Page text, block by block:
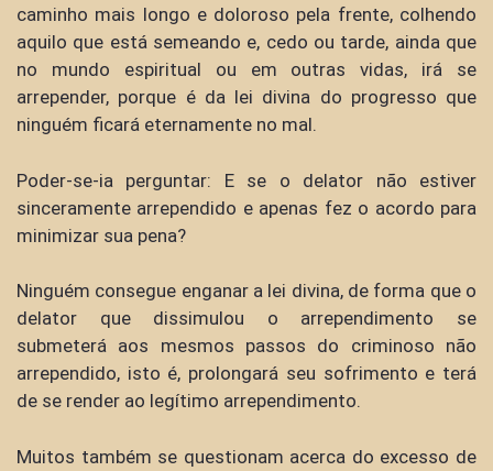
caminho mais longo e doloroso pela frente, colhendo
aquilo que está semeando e, cedo ou tarde, ainda que
no mundo espiritual ou em outras vidas, irá se
arrepender, porque é da lei divina do progresso que
ninguém ficará eternamente no mal.
Poder-se-ia perguntar: E se o delator não estiver
sinceramente arrependido e apenas fez o acordo para
minimizar sua pena?
Ninguém consegue enganar a lei divina, de forma que o
delator que dissimulou o arrependimento se
submeterá aos mesmos passos do criminoso não
arrependido, isto é, prolongará seu sofrimento e terá
de se render ao legítimo arrependimento.
Muitos também se questionam acerca do excesso de